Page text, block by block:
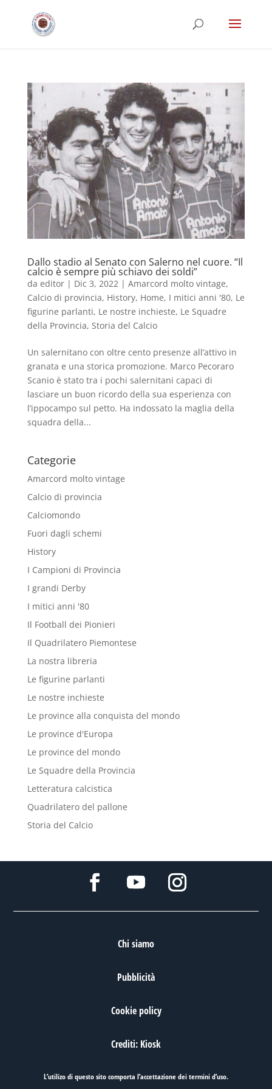
Dallo stadio al Senato con Salerno nel cuore. “Il
calcio è sempre più schiavo dei soldi”
da editor| Dic 3, 2022| Amarcord molto vintage,
Calcio di provincia, History, Home, I mitici anni '80, Le
figurine parlanti, Le nostre inchieste, Le Squadre
della Provincia, Storia del Calcio
Un salernitano con oltre cento presenze all’attivo in
granata e una storica promozione. Marco Pecoraro
Scanio è stato tra i pochi salernitani capaci di
lasciare un buon ricordo della sua esperienza con
l’ippocampo sul petto. Ha indossato la maglia della
squadra della...
Categorie
Amarcord molto vintage
Calcio di provincia
Calciomondo
Fuori dagli schemi
History
I Campioni di Provincia
I grandi Derby
I mitici anni '80
Il Football dei Pionieri
Il Quadrilatero Piemontese
La nostra libreria
Le figurine parlanti
Le nostre inchieste
Le province alla conquista del mondo
Le province d'Europa
Le province del mondo
Le Squadre della Provincia
Letteratura calcistica
Quadrilatero del pallone
Storia del Calcio
Chi siamo
Pubblicità
Cookie policy
Crediti: Kiosk
L’utilizo di questo sito comporta l’accettazione deitermini d’uso.